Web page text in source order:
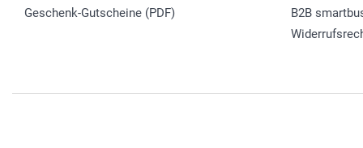
Geschenk-Gutscheine (PDF)
B2B